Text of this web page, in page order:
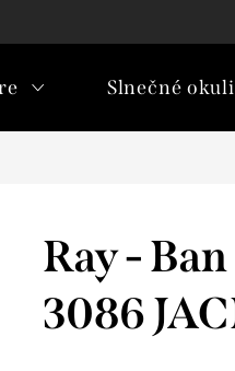
Slnečné
Ray -
3086